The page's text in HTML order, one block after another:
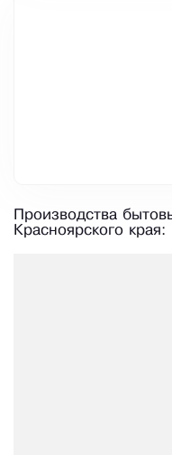
Производства
Красноярского края: